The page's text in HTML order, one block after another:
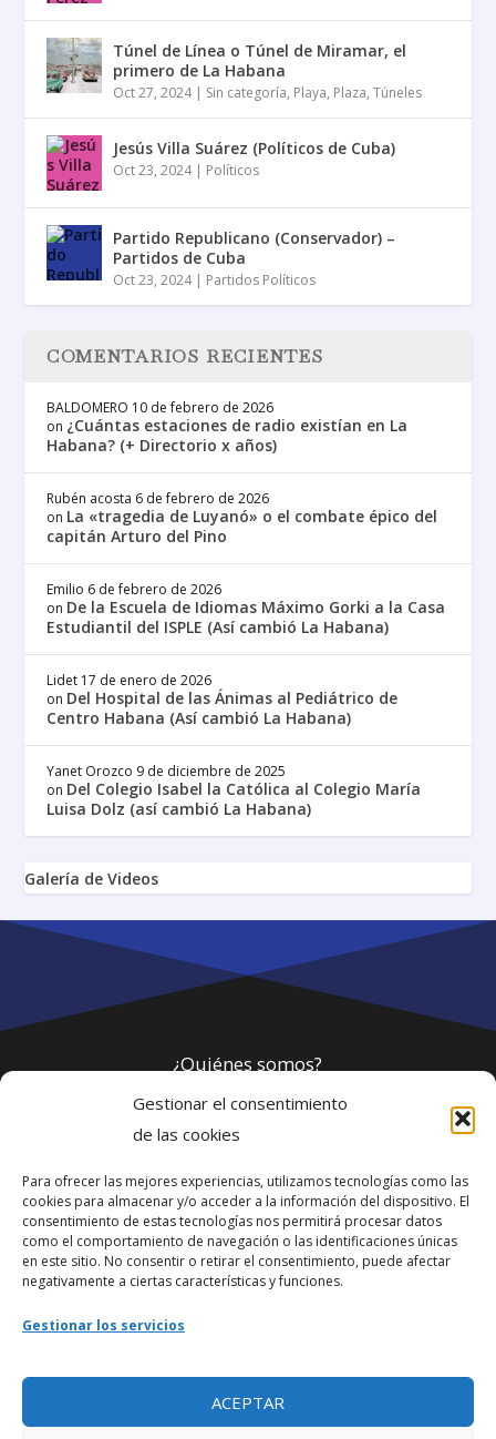
Gestionar el consentimiento
de las cookies
Para ofrecer las mejores experiencias, utilizamos tecnologías como las
cookies para almacenar y/o acceder a la información del dispositivo. El
consentimiento de estas tecnologías nos permitirá procesar datos
como el comportamiento de navegación o las identificaciones únicas
en este sitio. No consentir o retirar el consentimiento, puede afectar
negativamente a ciertas características y funciones.
Gestionar los servicios
ACEPTAR
Túnel de Línea o Túnel de Miramar, el
primero de La Habana
Oct 27, 2024| Sin categoría, Playa, Plaza,Túneles
Jesús Villa Suárez (Políticos de Cuba)
Oct 23, 2024| Políticos
Partido Republicano (Conservador) –
Partidos de Cuba
Oct 23, 2024| Partidos Políticos
COMENTARIOS RECIENTES
BALDOMERO 10 de febrero de 2026
on ¿Cuántas estaciones de radio existían en La
Habana? (+ Directorio x años)
Rubén acosta 6 de febrero de 2026
on La «tragedia de Luyanó» o el combate épico del
capitán Arturo del Pino
Emilio 6 de febrero de 2026
on De la Escuela de Idiomas Máximo Gorki a la Casa
Estudiantil del ISPLE (Así cambió La Habana)
Lidet 17 de enero de 2026
on Del Hospital de las Ánimas al Pediátrico de
Centro Habana (Así cambió La Habana)
Yanet Orozco 9 de diciembre de 2025
on Del Colegio Isabel la Católica al Colegio María
Luisa Dolz (así cambió La Habana)
Galería de Videos
¿Quiénes somos?
Política de privacidad
Webmaster
soporte@fotosdlahabana.com
Nuestro e-mail:
Ir al grupo de Facebook